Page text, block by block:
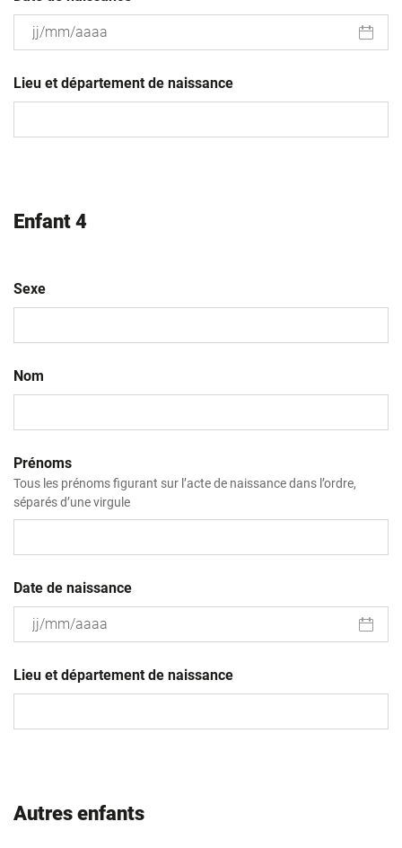
slash
MM
Lieu et département de naissance
Enfant 4
Sexe
Nom
Prénoms
Tous les prénoms figurant sur l’acte de naissance dans l’ordre,
séparés d’une virgule
Date de naissance
slash
MM
Lieu et département de naissance
Autres enfants